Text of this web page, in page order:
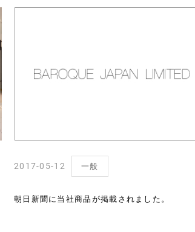
2017-05-12 一般
朝日新聞に当社商品が掲載されました。